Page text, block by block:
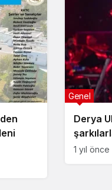
Derya
Genel
1 yıl önce